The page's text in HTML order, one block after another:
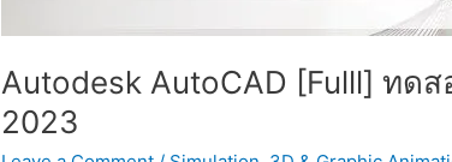
Autodesk AutoCAD [Fulll] ทด
2023